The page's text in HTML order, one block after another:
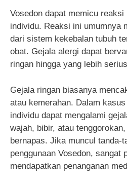
Vosedon dapat memicu reaksi
individu. Reaksi ini umumnya
dari sistem kekebalan tubuh
obat. Gejala alergi dapat
ringan hingga yang lebih
Gejala ringan biasanya
atau kemerahan. Dalam
individu dapat mengalami
wajah, bibir, atau
bernapas. Jika muncul tanda-
penggunaan Vosedon, sangat
mendapatkan penanganan